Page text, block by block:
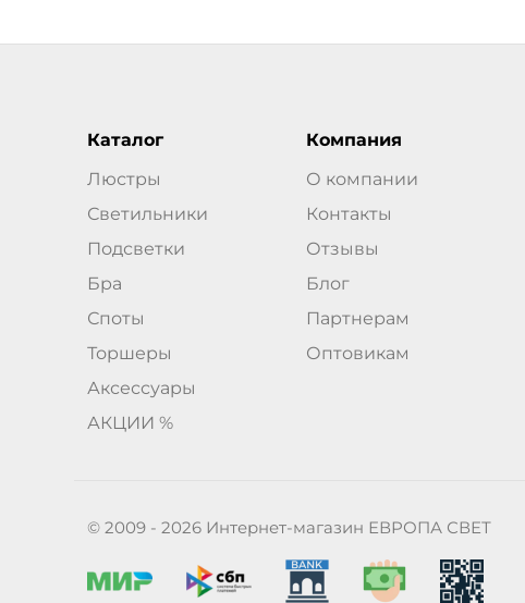
Каталог
Люстры
Светильники
Подсветки
Бра
Споты
Торшеры
Аксессуары
АКЦИИ %
Компания
О компании
Контакты
Отзывы
Блог
Партнерам
Оптовикам
© 2009 - 2026 Интернет-магазин ЕВРОПА СВЕТ